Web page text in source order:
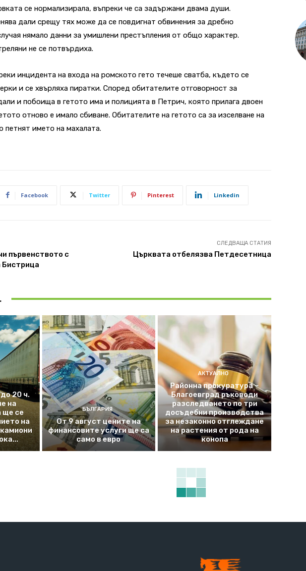
се нормализирала, въпреки че са задържани двама души.
дали срещу тях може да се повдигнат обвинения за дребно
нямало данни за умишлени престъпления от общо характер.
не се потвърдиха.
инцидента на входа на ромското гето течеше сватба, където се
и се хвърляха пиратки. Според обитателите отговорност за
и побоища в гетото има и полицията в Петрич, която прилага двоен
отново е имало сбиване. Обитателите на гетото са за изселване на
петнят името на махалата.
Facebook Twitter Pinterest Linkedin
първенството с
СЛЕДВАЩА СТАТИЯ
Църквата отбелязва Петдесетница
20 ч.
на
ще се
на
БЪЛГАРИЯ
От 9 август цените на
финансовите услуги ще са
само в евро
АКТУАЛНО
Районна прокуратура –
Благоевград ръководи
разследването по три
досъдебни производства
за незаконно отглеждане
на растения от рода на
конопа